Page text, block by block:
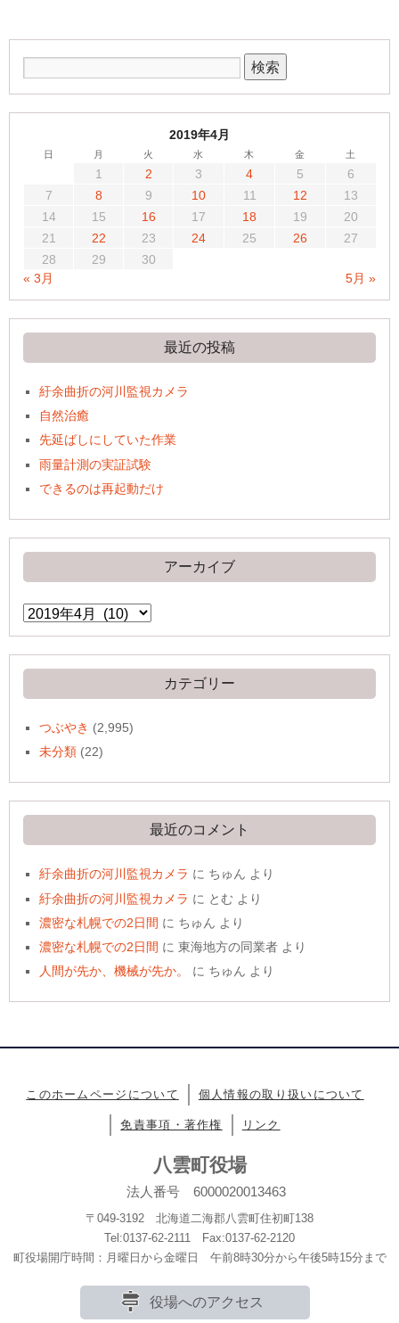
2019年4月
日 月 火 水 木 金 土
1 2 3 4 5
6
7
8 9 10 11 12
13
14
15 16 17 18 19
20
21
22 23 24 25 26
27
28
29
30
« 3月
5月 »
最近の投稿
紆余曲折の河川監視カメラ
自然治癒
先延ばしにしていた作業
雨量計測の実証試験
できるのは再起動だけ
アーカイブ
ア
ー
イ
ブ
カテゴリー
つぶやき (2,995)
未分類 (22)
最近のコメント
紆余曲折の河川監視カメラ に ちゅん より
紆余曲折の河川監視カメラ に とむ より
濃密な札幌での2日間 に ちゅん より
濃密な札幌での2日間 に東海地方の同業者 より
人間が先か、機械が先か。
に ちゅん より
このホームページについて 個人情報の取り扱いについて
免責事項・著作権 リンク
八雲町役場
法人番号 6000020013463
〒049-3192 北海道二海郡八雲町住初町138
Tel:0137-62-2111 Fax:0137-62-2120
町役場開庁時間：月曜日から金曜日 午前8時30分から午後5時15分まで
役場へのアクセス